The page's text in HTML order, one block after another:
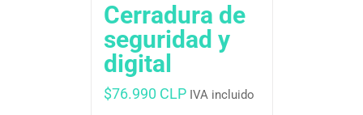
Cerradura de
seguridad y
digital
$76.990 CLP IVA incluido